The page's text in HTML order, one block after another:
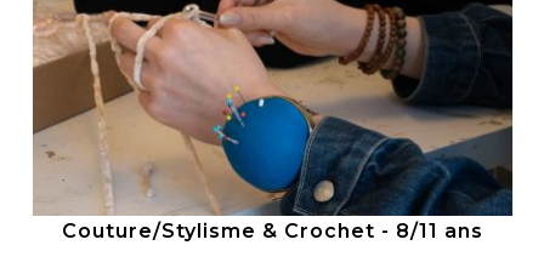
Couture/Stylisme & Crochet - 8/11 ans